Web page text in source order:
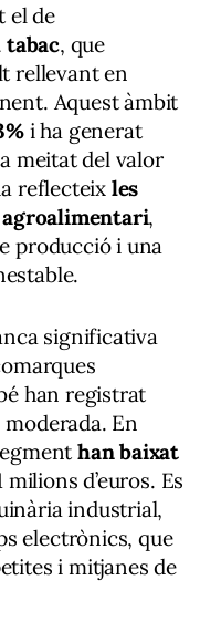
el de
tabac, que
rellevant en
Aquest àmbit
i ha generat
meitat del valor
reflecteix les
,
producció i una
significativa
han registrat
En
han baixat
d’euros. Es
industrial,
electrònics, que
i mitjanes de